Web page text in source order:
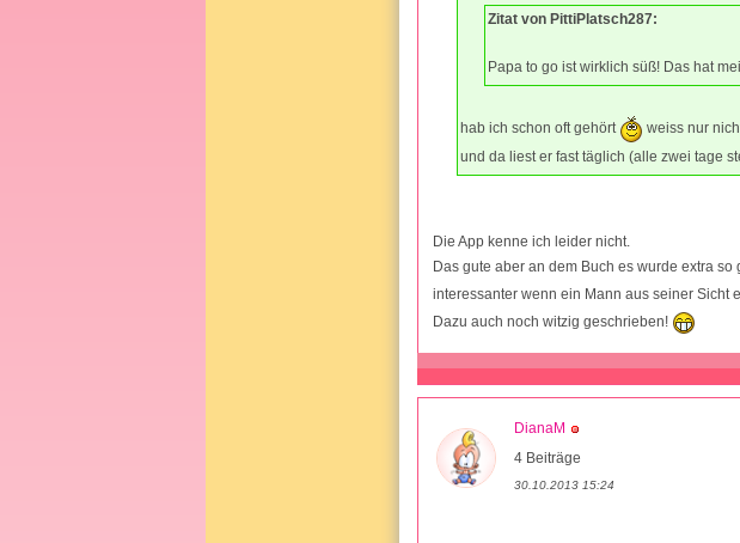
Zitat von PittiPlatsch287:
Papa to go ist wirklich süß! Das hat
hab ich schon oft gehört
weiss nur
und da liest er fast täglich (alle zwei tage
Die App kenne ich leider nicht.
Das gute aber an dem Buch es wurde extra
interessanter wenn ein Mann aus seiner Sicht
Dazu auch noch witzig geschrieben!
DianaM
4 Beiträge
30.10.2013 15:24